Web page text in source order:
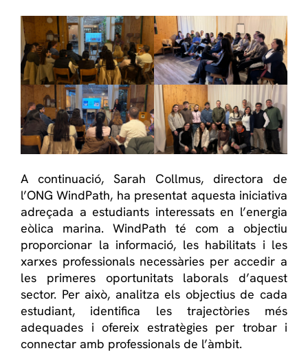
A continuació, Sarah Collmus, directora de
l’ONG WindPath, ha presentat aquesta iniciativa
adreçada a estudiants interessats en l’energia
eòlica marina. WindPath té com a objectiu
proporcionar la informació, les habilitats i les
xarxes professionals necessàries per accedir a
les primeres oportunitats laborals d’aquest
sector. Per això, analitza els objectius de cada
estudiant, identifica les trajectòries més
adequades i ofereix estratègies per trobar i
connectar amb professionals de l’àmbit.